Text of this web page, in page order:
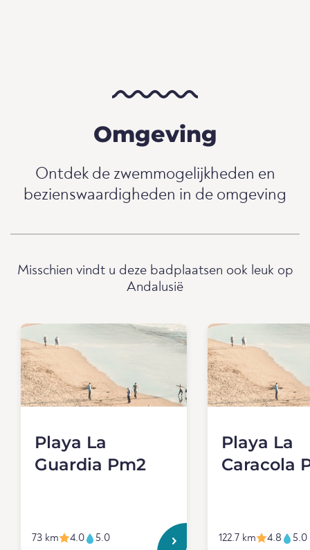
Omgeving
Ontdek de zwemmogelijkheden en
bezienswaardigheden in de omgeving
Misschien vindt u deze badplaatsen ook leuk op
Andalusië
Playa La
Guardia Pm2
73 km 4.0 5.0
Playa La
Caracola
122.7 km 4.8 5.0